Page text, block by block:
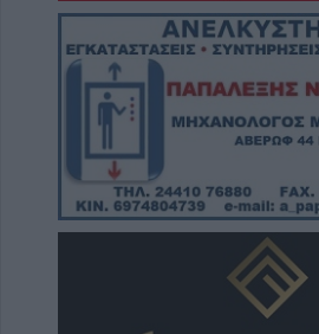
5 Αυγούστου 2026, 20:42
Ο Φονσέκα απέκλεισε τον
Masters του Μόντρεαλ
5 Αυγούστου 2026, 20:30
Το Σάββατο 8 Αυγούστου το
μνημόσυνο της Κωνσταντίας
Γιαννουσά - Τσιούκα
Το Σάββατο 8 Αυγούστου το
μνημόσυνο του Δημήτριου